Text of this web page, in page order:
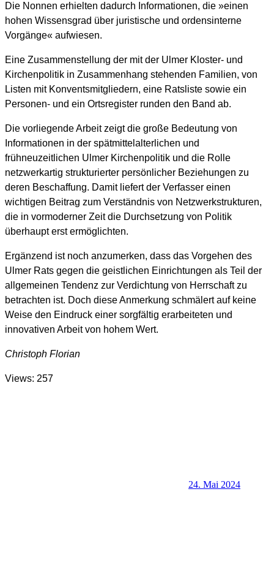
Die Nonnen erhielten dadurch Informationen, die »einen
hohen Wissensgrad über juristische und ordensinterne
Vorgänge« aufwiesen.
Eine Zusammenstellung der mit der Ulmer Kloster- und
Kirchenpolitik in Zusammenhang stehenden Familien, von
Listen mit Konventsmitgliedern, eine Ratsliste sowie ein
Personen- und ein Ortsregister runden den Band ab.
Die vorliegende Arbeit zeigt die große Bedeutung von
Informationen in der spätmittelalterlichen und
frühneuzeitlichen Ulmer Kirchenpolitik und die Rolle
netzwerkartig strukturierter persönlicher Beziehungen zu
deren Beschaffung. Damit liefert der Verfasser einen
wichtigen Beitrag zum Verständnis von Netzwerkstrukturen,
die in vormoderner Zeit die Durchsetzung von Politik
überhaupt erst ermöglichten.
Ergänzend ist noch anzumerken, dass das Vorgehen des
Ulmer Rats gegen die geistlichen Einrichtungen als Teil der
allgemeinen Tendenz zur Verdichtung von Herrschaft zu
betrachten ist. Doch diese Anmerkung schmälert auf keine
Weise den Eindruck einer sorgfältig erarbeiteten und
innovativen Arbeit von hohem Wert.
Christoph Florian
Views: 257
24. Mai 2024